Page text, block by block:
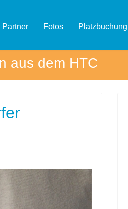
Partner Fotos Platzbuchung
aus dem HTC